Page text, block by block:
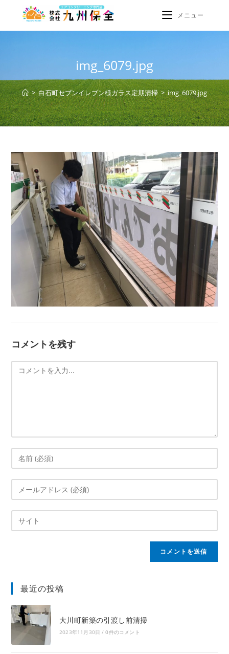
メニュー
img_6079.jpg
> 白石町セブンイレブン様ガラス定期清掃 > img_6079.jpg
コメントを残す
最近の投稿
大川町新築の引渡し前清掃
2023年11月30日 / 0件のコメント